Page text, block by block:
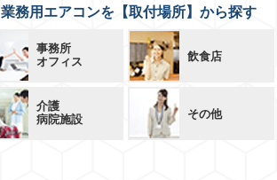
業務用エアコンを【取付場所】から探す
事務所
オフィス
飲食店
介護
病院施設
その他